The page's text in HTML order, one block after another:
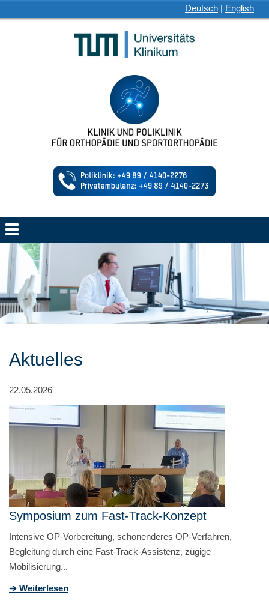
Deutsch | English
Aktuelles
22.05.2026
Symposium zum Fast-Track-Konzept
Intensive OP-Vorbereitung, schonenderes OP-Verfahren,
Begleitung durch eine Fast-Track-Assistenz, zügige
Mobilisierung...
➔ Weiterlesen